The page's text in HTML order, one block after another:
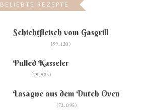
BELIEBTE REZEPTE
Schichtfleisch vom Gasgrill
(99.120)
Pulled Kasseler
(79.985)
Lasagne aus dem Dutch Oven
(72.095)